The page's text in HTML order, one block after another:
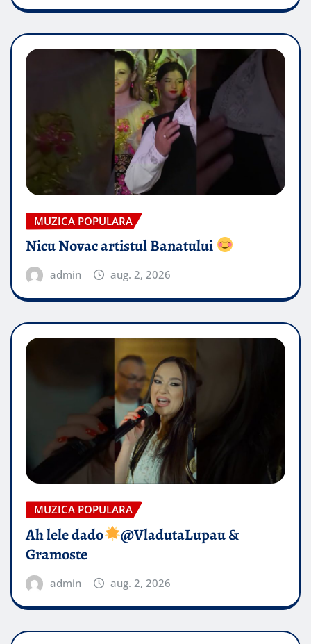
MUZICA POPULARA
Nicu Novac artistul Banatului
admin aug. 2, 2026
MUZICA POPULARA
Ah lele dado​
@VladutaLupau &
Gramoste
admin aug. 2, 2026